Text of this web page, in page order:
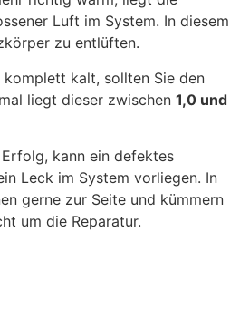
Luft im System. In diesem
zu entlüften.
kalt, sollten Sie den
liegt dieser zwischen 1,0 und
kann ein defektes
Leck im System vorliegen. In
gerne zur Seite und kümmern
um die Reparatur.